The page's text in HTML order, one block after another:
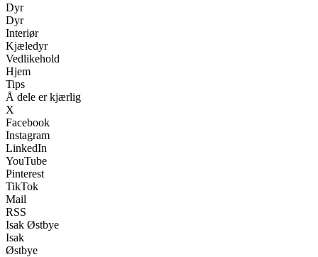
Dyr
Dyr
Interiør
Kjæledyr
Vedlikehold
Hjem
Tips
Å dele er kjærlig
X
Facebook
Instagram
LinkedIn
YouTube
Pinterest
TikTok
Mail
RSS
Isak Østbye
Isak
Østbye